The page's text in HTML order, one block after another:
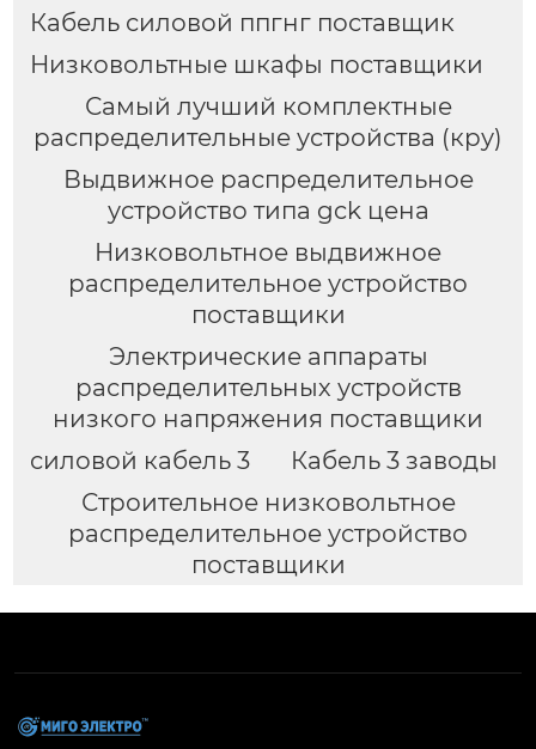
Кабель силовой ппгнг поставщик
Низковольтные шкафы поставщики
Самый лучший комплектные
распределительные устройства (кру)
Выдвижное распределительное
устройство типа gck цена
Низковольтное выдвижное
распределительное устройство
поставщики
Электрические аппараты
распределительных устройств
низкого напряжения поставщики
силовой кабель 3
Кабель 3 заводы
Строительное низковольтное
распределительное устройство
поставщики